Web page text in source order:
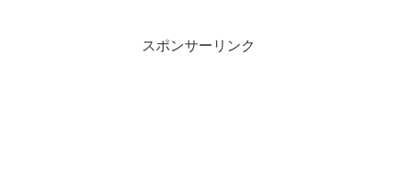
スポンサーリンク